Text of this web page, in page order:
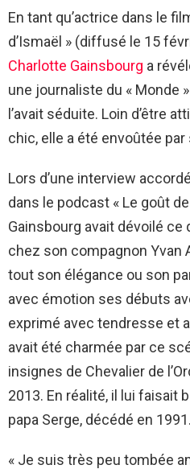
En tant qu’actrice dans le
d’Ismaël » (diffusé le 15
Charlotte Gainsbourg a
une journaliste du « Monde
l’avait séduite. Loin d’être
chic, elle a été envoûtée par
Lors d’une interview
dans le podcast « Le goût
Gainsbourg avait dévoilé ce
chez son compagnon Yvan
tout son élégance ou son
avec émotion ses débuts
exprimé avec tendresse et
avait été charmée par ce
insignes de Chevalier de
2013. En réalité, il lui faisait
papa Serge, décédé en 1991.
« Je suis très peu tombée